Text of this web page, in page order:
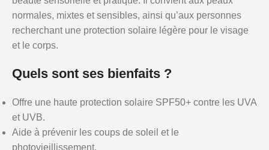
normales, mixtes et sensibles, ainsi qu’aux personnes
recherchant une protection solaire légère pour le visage
et le corps.
Quels sont ses bienfaits ?
Offre une haute protection solaire SPF50+ contre les UVA
et UVB.
Aide à prévenir les coups de soleil et le
photovieillissement.